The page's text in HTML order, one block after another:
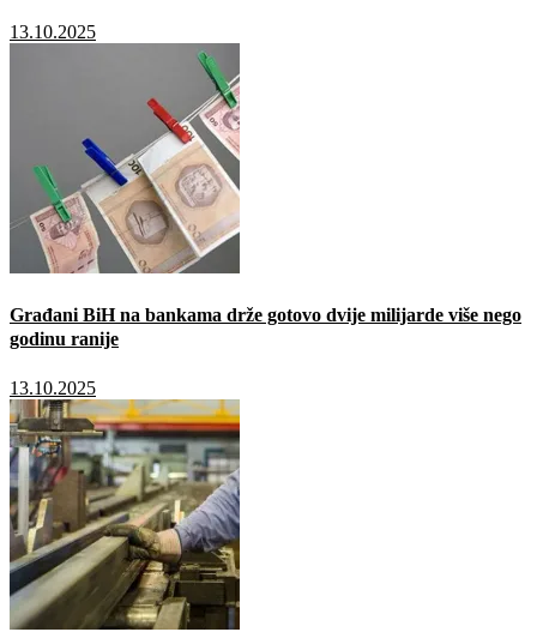
13.10.2025
Građani BiH na bankama drže gotovo dvije milijarde više nego
godinu ranije
13.10.2025